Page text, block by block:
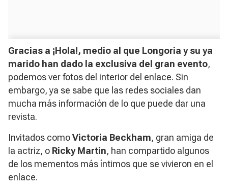
Gracias a ¡Hola!, medio al que Longoria y su ya
marido han dado la exclusiva del gran evento,
podemos ver fotos del interior del enlace. Sin
embargo, ya se sabe que las redes sociales dan
mucha más información de lo que puede dar una
revista.
Invitados comoVictoria Beckham, gran amiga de
la actriz, o Ricky Martin, han compartido algunos
de los mementos más íntimos que se vivieron en el
enlace. ​